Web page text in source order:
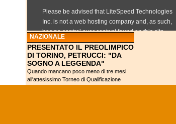
NAZIONALE
PRESENTATO IL PREOLIMPICO
DI TORINO, PETRUCCI: "DA
SOGNO A LEGGENDA"
Quando mancano poco meno di tre mesi
all'attesissimo Torneo di Qualificazione